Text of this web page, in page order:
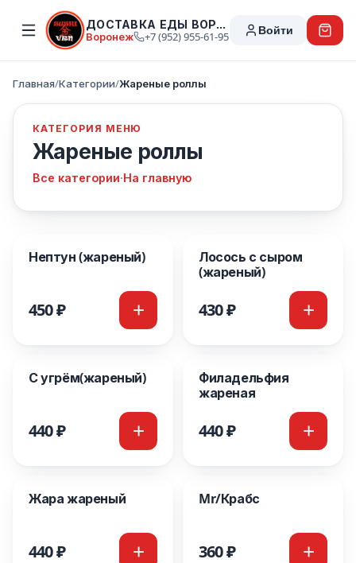
ДОСТАВКА ЕДЫ ВОРОНЕЖ
Воронеж +7 (952) 955-61-95 Войти
Главная/Категории/Жареные роллы
КАТЕГОРИЯ МЕНЮ
Жареные роллы
Все категории·На главную
Блюда в категории
Нептун (жареный)
450 ₽
Лосось с сыром
(жареный)
430 ₽
С угрём(жареный)
440 ₽
Филадельфия
жареная
440 ₽
Жара жареный
440 ₽
Mr/Крабс
360 ₽